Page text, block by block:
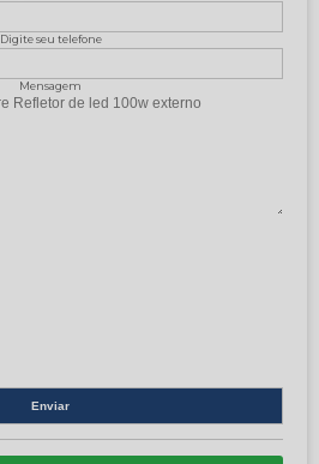
Digite seu telefone
Mensagem